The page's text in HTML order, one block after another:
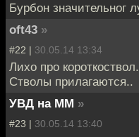
Бурбон значительног
oft43 »
#22 | 30.05.14 13:34
Лихо про
Стволы прилагаются..
УВД на ММ »
#23 | 30.05.14 13:40